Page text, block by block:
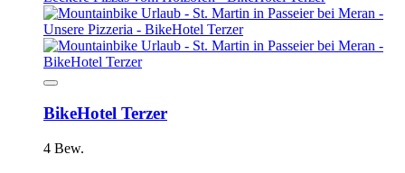
BikeHotel Terzer
4 Bew.